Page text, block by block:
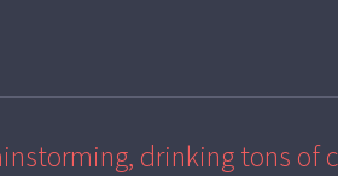
drinking tons of